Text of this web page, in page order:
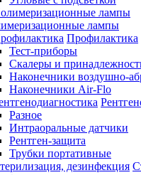
лампы
Профилактика
Тест-приборы
Скалеры и
Наконечники воздушно-
Наконечники Air-Flo
Разное
Интраоральные датчики
Рентген-защита
Трубки портативные